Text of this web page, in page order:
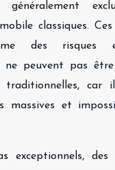
généralement
classiques.
des risques
ne peuvent pas
traditionnelles, car
massives et
exceptionnels, des